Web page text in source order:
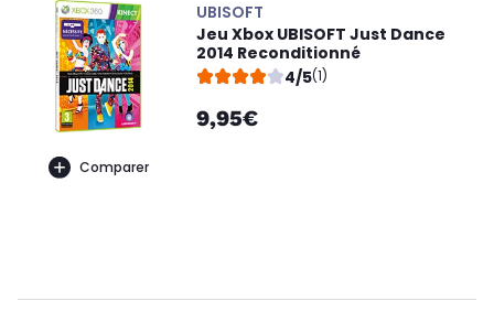
Comparer
UBISOFT
Jeu Xbox UBISOFT Just Dance
2014 Reconditionné
4/5(1)
9,95€